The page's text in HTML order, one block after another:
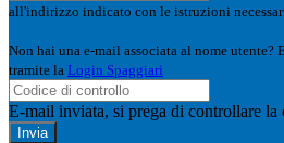
all'indirizzo indicato con le istruzioni
Non hai una e-mail associata al nome utente?
tramite la Login Spaggiari
E-mail inviata, si prega di controllare la